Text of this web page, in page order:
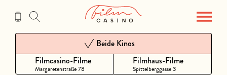
Inhalt
Filmcasino-Filme
Margaretenstraße 78
Beide Kinos
Filmhaus-Filme
Spittelberggasse 3